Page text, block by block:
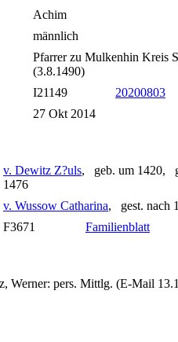
Achim
männlich
Pfarrer zu Mulkenhin Kreis
(3.8.1490)
I21149
20200803
27 Okt 2014
v. Dewitz Z?uls, geb. um 1420,
1476
v. Wussow Catharina, gest. nach
F3671 Familienblatt
Werner: pers. Mittlg. (E-Mail